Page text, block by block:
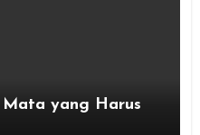
Mata yang Harus